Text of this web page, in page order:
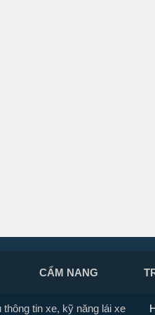
CẨM NANG
tin xe, kỹ năng lái xe